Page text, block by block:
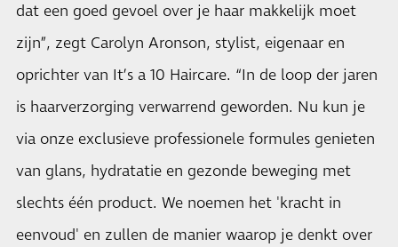
dat een goed gevoel over je haar makkelijk moet
zijn”, zegt Carolyn Aronson, stylist, eigenaar en
oprichter van It’s a 10 Haircare. “In de loop der jaren
is haarverzorging verwarrend geworden. Nu kun je
via onze exclusieve professionele formules genieten
van glans, hydratatie en gezonde beweging met
slechts één product. We noemen het 'kracht in
eenvoud' en zullen de manier waarop je denkt over